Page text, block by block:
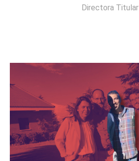
Directora Titular